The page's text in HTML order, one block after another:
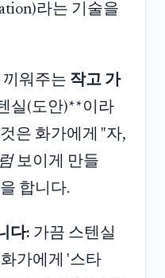
라는 기술을
끼워주는 작고 가
실(도안)**이라
은 화가에게 "자,
보이게 만들
합니다.
다: 가끔 스텐실
가에게 '스타